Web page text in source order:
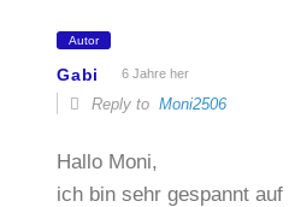
Autor
Gabi 6 Jahre her
Reply toMoni2506
Hallo Moni,
ich bin sehr gespannt